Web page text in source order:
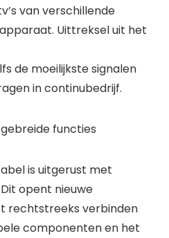
van verschillende
Uittreksel uit het
de moeilijkste signalen
in continubedrijf.
functies
is uitgerust met
opent nieuwe
rechtstreeks verbinden
componenten en het